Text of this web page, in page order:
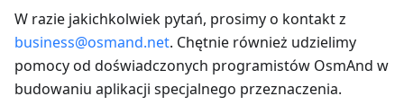
W razie jakichkolwiek pytań, prosimy o kontakt z
business@osmand.net. Chętnie również udzielimy
pomocy od doświadczonych programistów OsmAnd w
budowaniu aplikacji specjalnego przeznaczenia.